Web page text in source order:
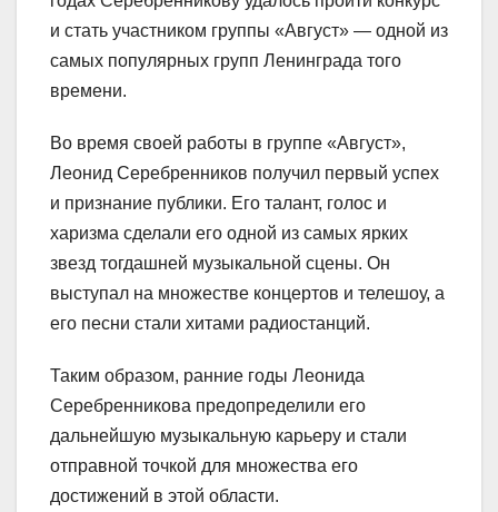
и стать участником группы «Август» — одной из
самых популярных групп Ленинграда того
времени.
Во время своей работы в группе «Август»,
Леонид Серебренников получил первый успех
и признание публики. Его талант, голос и
харизма сделали его одной из самых ярких
звезд тогдашней музыкальной сцены. Он
выступал на множестве концертов и телешоу, а
его песни стали хитами радиостанций.
Таким образом, ранние годы Леонида
Серебренникова предопределили его
дальнейшую музыкальную карьеру и стали
отправной точкой для множества его
достижений в этой области.